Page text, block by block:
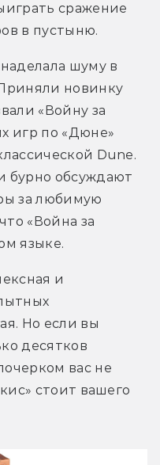
сражение
в пустыню.
шуму в
новинку
«Войну за
игр по «Дюне»
Dune.
бурно обсуждают
за любимую
«Война за
языке.
и
Но если вы
десятков
вас не
стоит вашего